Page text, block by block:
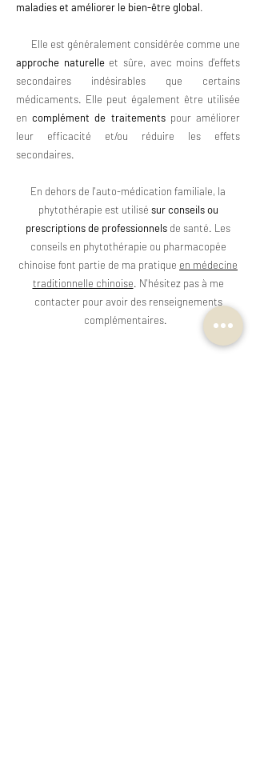
maladies et améliorer le bien-être global.
Elle est généralement considérée comme une
approche naturelleet sûre, avec moins d'effets
secondaires indésirables que certains
médicaments. Elle peut également être utilisée
encomplément de traitements pour améliorer
leur efficacité et/ou réduire les effets
secondaires.
En dehors de l'auto-médication familiale, la
phytothérapie est utilisé sur conseils ou
prescriptions de professionnels de santé. Les
conseils en phytothérapie ou pharmacopée
chinoise font partie de ma pratique en médecine
traditionnelle chinoise. N'hésitez pas à me
contacter pour avoir des renseignements
complémentaires.